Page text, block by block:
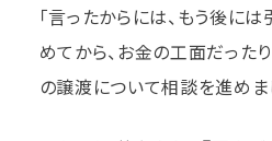
「言ったからには、もう後に
めてから、お金の工面だった
の譲渡について相談を進めま